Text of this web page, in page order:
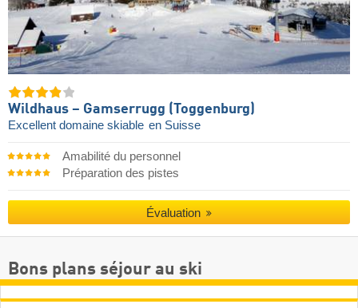
Wildhaus – Gamserrugg (Toggenburg)
Excellent domaine skiable en Suisse
Amabilité du personnel
Préparation des pistes
Évaluation
Bons plans séjour au ski